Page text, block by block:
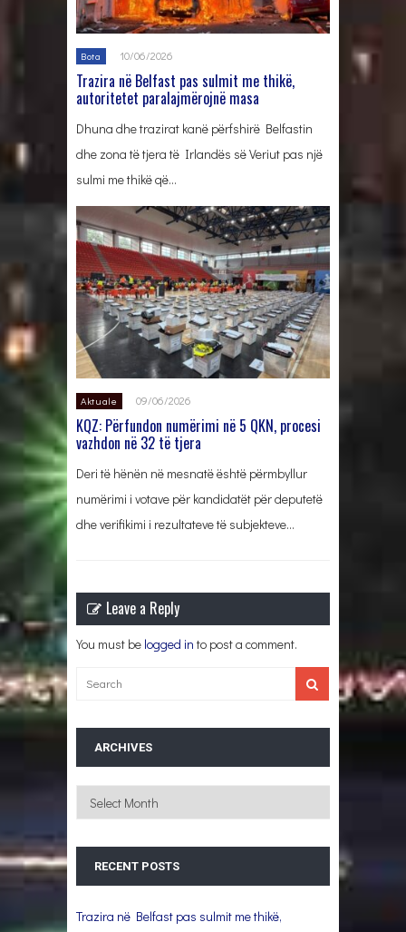
Bota 10/06/2026
Trazira në Belfast pas sulmit me thikë,
autoritetet paralajmërojnë masa
Dhuna dhe trazirat kanë përfshirë Belfastin
dhe zona të tjera të Irlandës së Veriut pas një
sulmi me thikë që…
Aktuale 09/06/2026
KQZ: Përfundon numërimi në 5 QKN, procesi
vazhdon në 32 të tjera
Deri të hënën në mesnatë është përmbyllur
numërimi i votave për kandidatët për deputetë
dhe verifikimi i rezultateve të subjekteve…
Leave a Reply
You must be logged in to post a comment.
ARCHIVES
Archives
RECENT POSTS
Trazira në Belfast pas sulmit me thikë,